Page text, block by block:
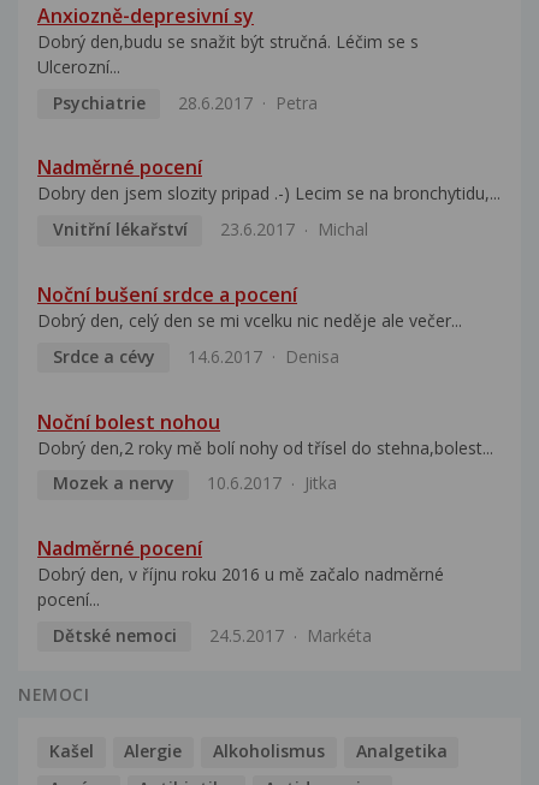
Anxiozně-depresivní sy
Dobrý den,budu se snažit být stručná. Léčim se s
Ulcerozní...
Psychiatrie
28.6.2017 Petra
Nadměrné pocení
Dobry den jsem slozity pripad .-) Lecim se na bronchytidu,...
Vnitřní lékařství
23.6.2017 Michal
Noční bušení srdce a pocení
Dobrý den, celý den se mi vcelku nic neděje ale večer...
Srdce a cévy
14.6.2017 Denisa
Noční bolest nohou
Dobrý den,2 roky mě bolí nohy od třísel do stehna,bolest...
Mozek a nervy
10.6.2017 Jitka
Nadměrné pocení
Dobrý den, v říjnu roku 2016 u mě začalo nadměrné
pocení...
Dětské nemoci
24.5.2017 Markéta
NEMOCI
Kašel Alergie Alkoholismus
Analgetika